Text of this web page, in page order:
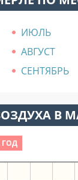
ИЮЛЬ
АВГУСТ
СЕНТЯБРЬ
В
ГОД